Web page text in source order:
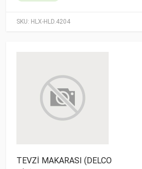
SKU: HLX-HLD.4204
TEVZİ MAKARASI (DELCO